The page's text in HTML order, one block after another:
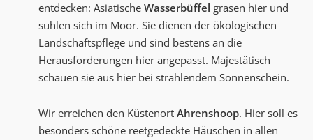
entdecken: Asiatische Wasserbüffel grasen hier und
suhlen sich im Moor. Sie dienen der ökologischen
Landschaftspflege und sind bestens an die
Herausforderungen hier angepasst. Majestätisch
schauen sie aus hier bei strahlendem Sonnenschein.
Wir erreichen den Küstenort Ahrenshoop. Hier soll es
besonders schöne reetgedeckte Häuschen in allen